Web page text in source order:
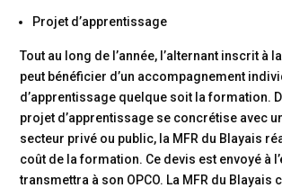
Projet d’apprentissage
Tout au long de l’année, l’alternant inscrit à
peut bénéficier d’un accompagnement
d’apprentissage quelque soit la formation.
projet d’apprentissage se concrétise avec
secteur privé ou public, la MFR du Blayais
coût de la formation. Ce devis est envoyé à
transmettra à son OPCO. La MFR du Blayais